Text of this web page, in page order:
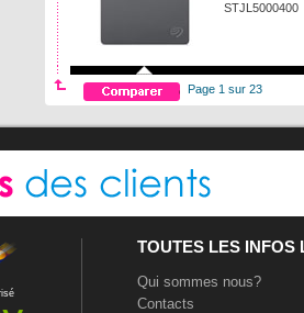
STJL5000400
Page 1 sur 23
TOUTES LES INFOS
Qui sommes nous?
Contacts